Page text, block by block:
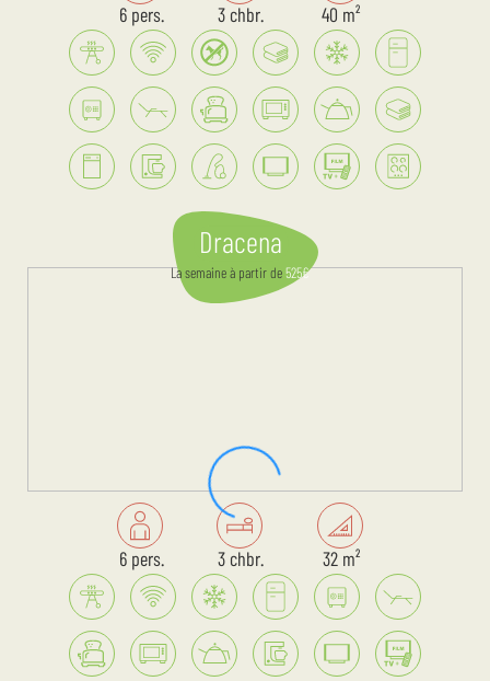
6 pers. 3 chbr. 40 m²
Dracena
La semaineà partir de525€
6 pers. 3 chbr. 32 m²